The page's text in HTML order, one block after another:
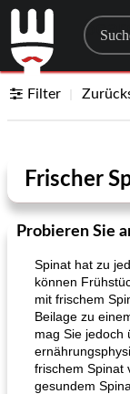
Filter
Frischer
Probieren Sie
Spinat hat zu
können
mit frischem
Beilage zu
mag Sie jedoch
frischem Spinat
gesundem